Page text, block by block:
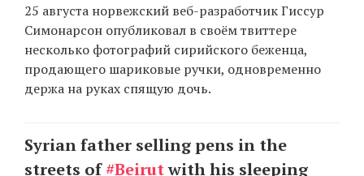
25 августа норвежский веб-разработчик Гиссур
Симонарсон опубликовал в своём твиттере
несколько фотографий сирийского беженца,
продающего шариковые ручки, одновременно
держа на руках спящую дочь.
Syrian father selling pens in the
streets of#Beirutwith his sleeping